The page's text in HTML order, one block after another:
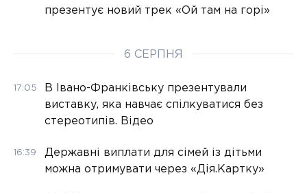
презентує новий трек «Ой там на горі»
6 СЕРПНЯ
17:05
В Івано-Франківську презентували
виставку, яка навчає спілкуватися без
стереотипів. Відео
16:39
Державні виплати для сімей із дітьми
можна отримувати через «Дія.Картку»